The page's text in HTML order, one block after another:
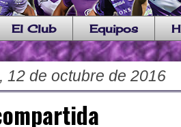
El Club Equipos
12 de octubre de 2016